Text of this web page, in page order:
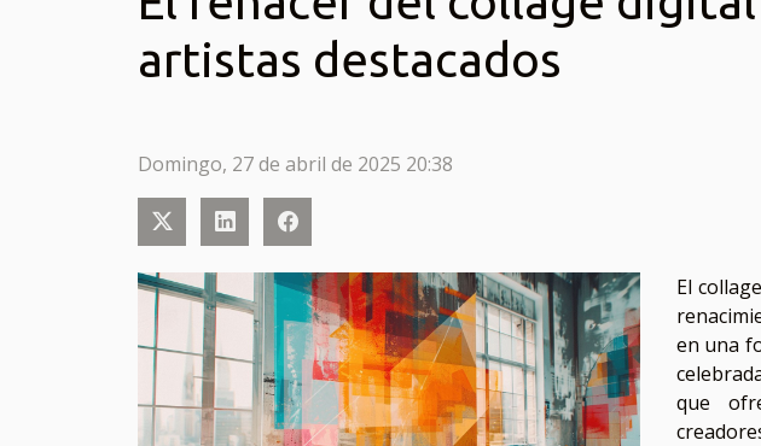
artistas destacados
Domingo, 27 de abril de 2025 20:38
El
en una
que